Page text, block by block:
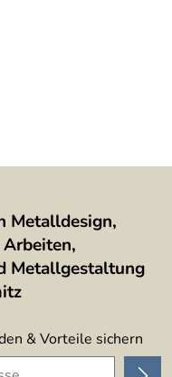
Metalldesign,
Metallgestaltung
& Vorteile sichern